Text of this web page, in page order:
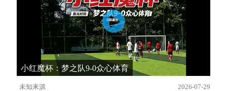
小红魔杯：梦之队9-0众心体育
未知来源 2026-07-29